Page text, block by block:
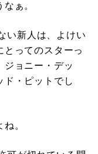
ぁ。
い新人は、よけい
とってのスターっ
ジョニー・デッ
ド・ピットでし
。